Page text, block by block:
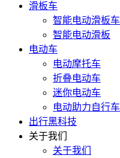
滑板车
智能电动滑板车
智能电动滑板
电动车
电动摩托车
折叠电动车
迷你电动车
电动助力自行车
出行黑科技
关于我们
关于我们